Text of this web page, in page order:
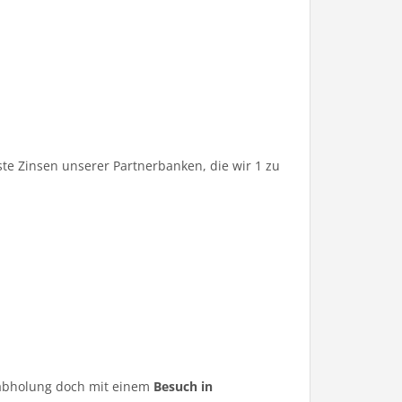
Zinsen unserer Partnerbanken, die wir 1 zu
doch mit einem Besuch in